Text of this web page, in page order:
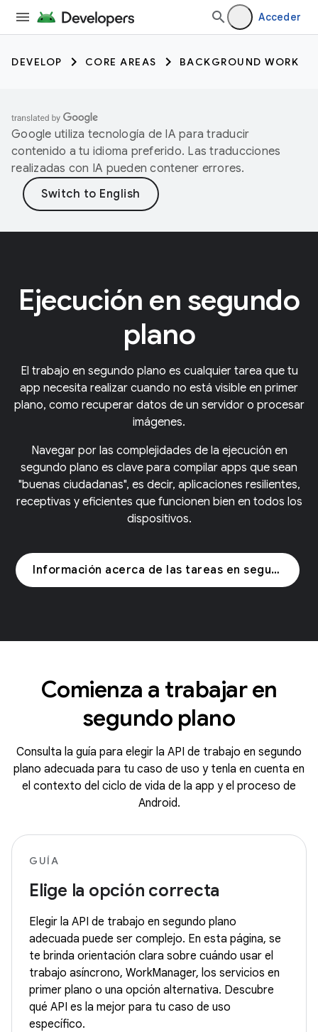
Acceder
DEVELOP CORE AREAS BACKGROUND WORK
Google utiliza tecnología de IA para traducir
contenido a tu idioma preferido. Las traducciones
realizadas con IA pueden contener errores.
Ejecución en segundo
plano
El trabajo en segundo plano es cualquier tarea que tu
app necesita realizar cuando no está visible en primer
plano, como recuperar datos de un servidor o procesar
imágenes.
Navegar por las complejidades de la ejecución en
segundo plano es clave para compilar apps que sean
"buenas ciudadanas", es decir, aplicaciones resilientes,
receptivas y eficientes que funcionen bien en todos los
dispositivos.
Información acerca de las tareas en segundo plano
Comienza a trabajar en
segundo plano
Consulta la guía para elegir la API de trabajo en segundo
plano adecuada para tu caso de uso y tenla en cuenta en
el contexto del ciclo de vida de la app y el proceso de
Android.
GUÍA
Elige la opción correcta
Elegir la API de trabajo en segundo plano
adecuada puede ser complejo. En esta página, se
te brinda orientación clara sobre cuándo usar el
trabajo asíncrono, WorkManager, los servicios en
primer plano o una opción alternativa. Descubre
qué API es la mejor para tu caso de uso
específico.